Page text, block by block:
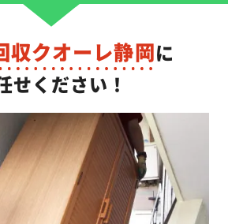
収クオーレ静岡に
せください！